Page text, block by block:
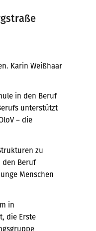
Karin Weißhaar
in den Beruf
unterstützt
– die
zu
den Beruf
Menschen
in
die Erste